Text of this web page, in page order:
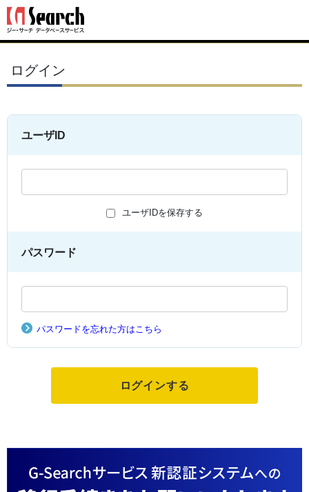
ログイン
ユーザID
ユーザIDを保存する
パスワード
パスワードを忘れた方はこちら